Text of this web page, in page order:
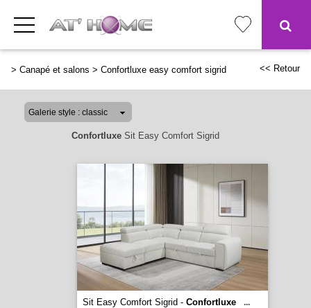
> Canapé et salons > Confortluxe easy comfort sigrid << Retour
ConfortluxeSit Easy Comfort Sigrid
Sit Easy Comfort Sigrid - Confortluxe
...